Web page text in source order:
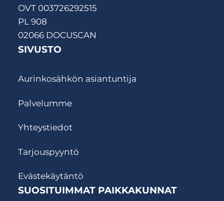
OVT 003726292515
PL 908
02066 DOCUSCAN
SIVUSTO
Aurinkosähkön asiantuntija
Palvelumme
Yhteystiedot
Tarjouspyyntö
Evästekäytäntö
SUOSITUIMMAT PAIKKAKUNNAT